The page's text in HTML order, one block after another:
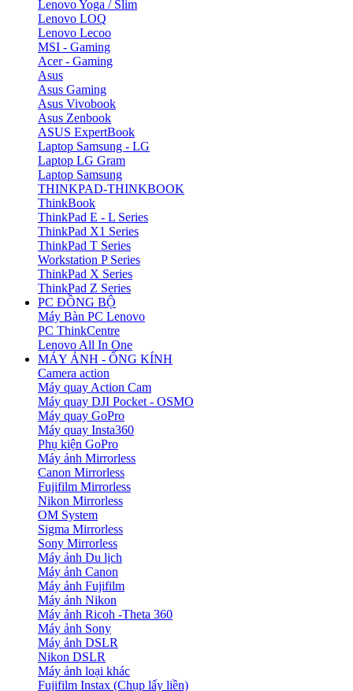
Lenovo Yoga / Slim
Lenovo LOQ
Lenovo Lecoo
MSI - Gaming
Acer - Gaming
Asus
Asus Gaming
Asus Vivobook
Asus Zenbook
ASUS ExpertBook
Laptop Samsung - LG
Laptop LG Gram
Laptop Samsung
THINKPAD-THINKBOOK
ThinkBook
ThinkPad E - L Series
ThinkPad X1 Series
ThinkPad T Series
Workstation P Series
ThinkPad X Series
ThinkPad Z Series
PC ĐỒNG BỘ
Máy Bàn PC Lenovo
PC ThinkCentre
Lenovo All In One
MÁY ẢNH - ỐNG KÍNH
Camera action
Máy quay Action Cam
Máy quay DJI Pocket - OSMO
Máy quay GoPro
Máy quay Insta360
Phụ kiện GoPro
Máy ảnh Mirrorless
Canon Mirrorless
Fujifilm Mirrorless
Nikon Mirrorless
OM System
Sigma Mirrorless
Sony Mirrorless
Máy ảnh Du lịch
Máy ảnh Canon
Máy ảnh Fujifilm
Máy ảnh Nikon
Máy ảnh Ricoh -Theta 360
Máy ảnh Sony
Máy ảnh DSLR
Nikon DSLR
Máy ảnh loại khác
Fujifilm Instax (Chụp lấy liền)